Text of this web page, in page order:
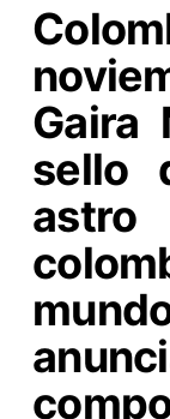
Gaira
sello